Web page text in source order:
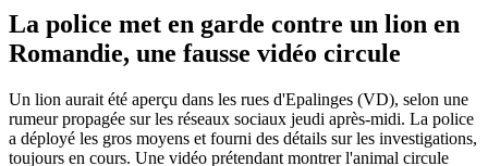
La police met en garde contre un lion en
Romandie, une fausse vidéo circule
Un lion aurait été aperçu dans les rues d'Epalinges (VD), selon une
rumeur propagée sur les réseaux sociaux jeudi après-midi. La police
a déployé les gros moyens et fourni des détails sur les investigations,
toujours en cours. Une vidéo prétendant montrer l'animal circule